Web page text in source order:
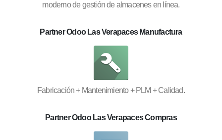
moderno de gestión de almacenes en línea.
Partner Odoo Las Verapaces Manufactura
Fabricación + Mantenimiento + PLM + Calidad.
Partner Odoo Las Verapaces Compras